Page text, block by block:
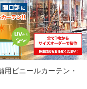
ビニールカーテン・